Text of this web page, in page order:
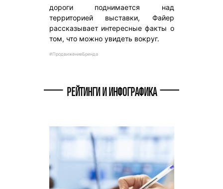
дороги поднимается над
территорией выставки, Файер
рассказывает интересные факты о
том, что можно увидеть вокруг.
#ПродвижениеБренда
РЕЙТИНГИ И ИНФОГРАФИКА